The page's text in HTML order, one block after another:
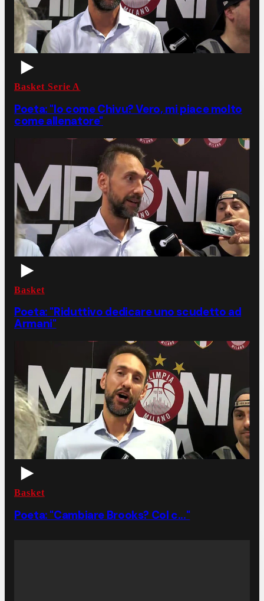
Basket Serie A
Poeta: "Io come Chivu? Vero, mi piace molto
come allenatore"
Basket
Poeta: "Riduttivo dedicare uno scudetto ad
Armani"
Basket
Poeta: "Cambiare Brooks? Col c..."